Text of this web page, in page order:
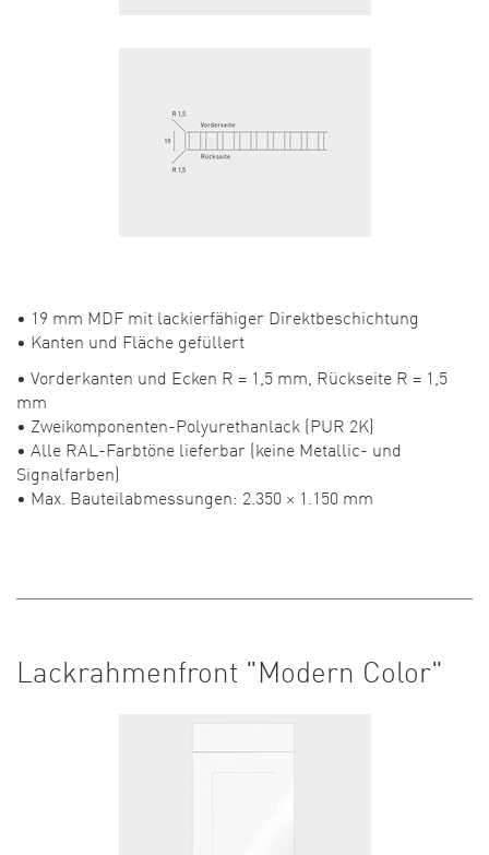
• 19 mm MDF mit lackierfähiger Direktbeschichtung
• Kanten und Fläche gefüllert
• Vorderkanten und Ecken R = 1,5 mm, Rückseite R = 1,5
mm
• Zweikomponenten-Polyurethanlack (PUR 2K)
• Alle RAL-Farbtöne lieferbar (keine Metallic- und
Signalfarben)
• Max. Bauteilabmessungen: 2.350 × 1.150 mm
Lackrahmenfront "Modern Color"